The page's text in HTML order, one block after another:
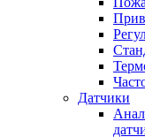
Датчики